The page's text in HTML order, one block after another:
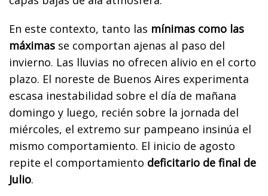
En este contexto, tanto las mínimas como las
máximas se comportan ajenas al paso del
invierno. Las lluvias no ofrecen alivio en el corto
plazo. El noreste de Buenos Aires experimenta
escasa inestabilidad sobre el día de mañana
domingo y luego, recién sobre la jornada del
miércoles, el extremo sur pampeano insinúa el
mismo comportamiento. El inicio de agosto
repite el comportamiento deficitario de final de
Julio.